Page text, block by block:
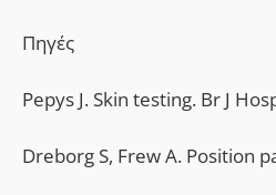
Πηγές
Pepys J. Skin testing. Br J
Dreborg S, Frew A. Position